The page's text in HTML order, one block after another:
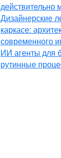
действительно
Дизайнерские
каркасе:
современного
ИИ агенты для
рутинные